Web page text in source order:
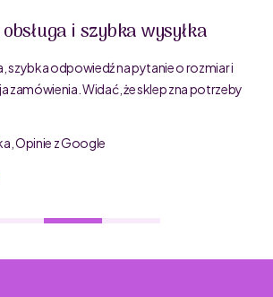
i szybka wysyłka
szybka odpowiedź na pytanie o rozmiar i
zamówienia. Widać, że sklep zna potrzeby
Opinie z Google